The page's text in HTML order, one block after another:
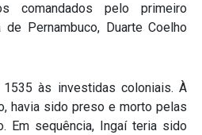
comandados pelo primeiro
de Pernambuco, Duarte Coelho
às investidas coloniais. À
havia sido preso e morto pelas
Em sequência, Ingaí teria sido